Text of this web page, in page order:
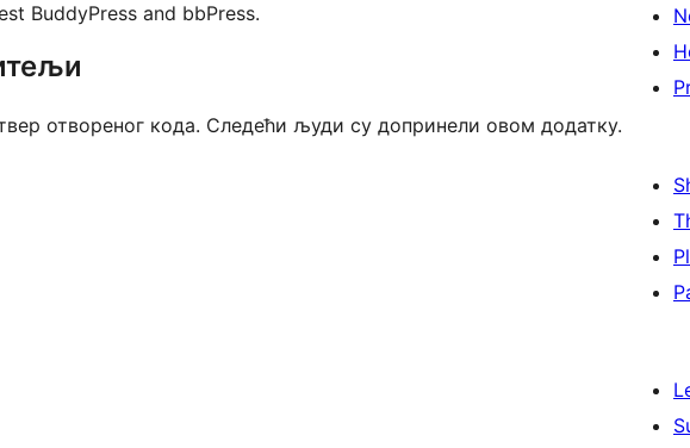
BuddyPress and bbPress.
отвореног кода. Следећи људи су допринели овом додатку.